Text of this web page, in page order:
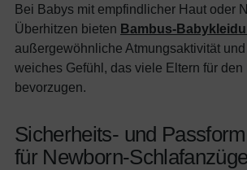
Bei Babys mit empfindlicher Haut oder
Überhitzen bieten Bambus-
außergewöhnliche Atmungsaktivität
weiches Gefühl, das viele Eltern für den
bevorzugen.
Sicherheits- und
für Newborn-Schlafanzüge